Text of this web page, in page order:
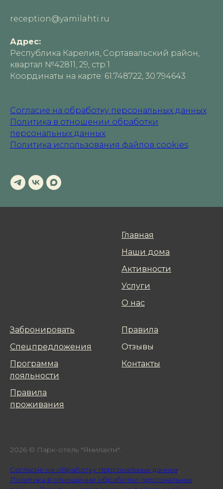
reception@yamilahti.ru
Адрес:
Республика Карелия, Сортавальский район,
квартал №42811, 29, стр.1
Координаты на карте: 61.748722, 30.794643
Cогласие на обработку персональных данных
Политика в отношении обработки
персональных данных
Политика использования файлов cookies
Главная
Наши дoма
Активнoсти
Услуги
О нас
Забронировать
Спецпредложения
Программа
лояльнoсти
Правила
проживания
Правила
Отзывы
Контакты
2026 © Парк-отель "Ямилахти".
Cогласие на обработку персональных данных,
Политика в отношении обработки персональных